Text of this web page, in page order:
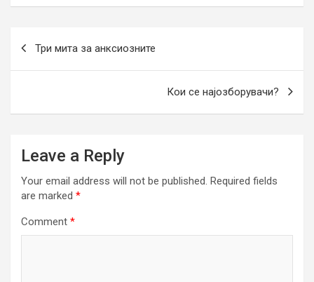
navigation
Три мита за анксиозните
Кои се најозборувачи?
Leave a Reply
Your email address will not be published. Required fields
are marked *
Comment *